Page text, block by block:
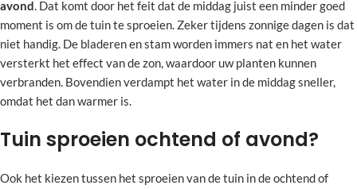
avond. Dat komt door het feit dat de middag juist een minder goed
moment is om de tuin te sproeien. Zeker tijdens zonnige dagen is dat
niet handig. De bladeren en stam worden immers nat en het water
versterkt het effect van de zon, waardoor uw planten kunnen
verbranden. Bovendien verdampt het water in de middag sneller,
omdat het dan warmer is.
Tuin sproeien ochtend of avond?
Ook het kiezen tussen het sproeien van de tuin in de ochtend of